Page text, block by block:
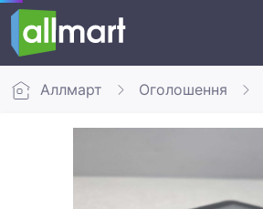
Аллмарт Оголошення